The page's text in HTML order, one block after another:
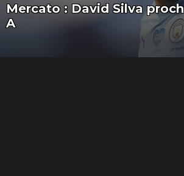
Mercato : David Silva
A